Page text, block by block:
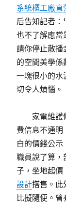
系統櫃工廠直
后告知記者：
也不了解應當
請你停止散播
的空間美學
一塊很小的水
切令人煩惱。
家電維護
費信息不通明
白的價錢公
職員說了算，
子，坐地起價
設計搭售。此
比擬隨便。